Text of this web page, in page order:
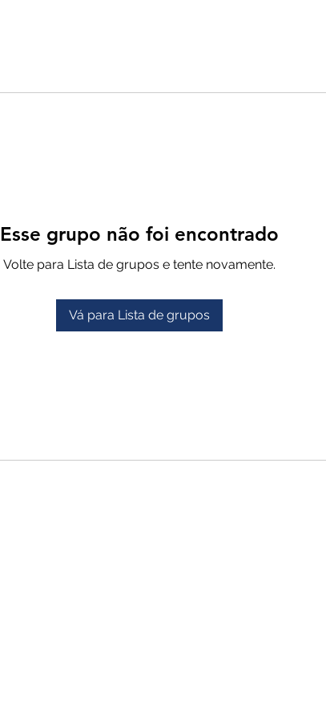
Esse grupo não foi encontrado
Volte para Lista de grupos e tente novamente.
Vá para Lista de grupos